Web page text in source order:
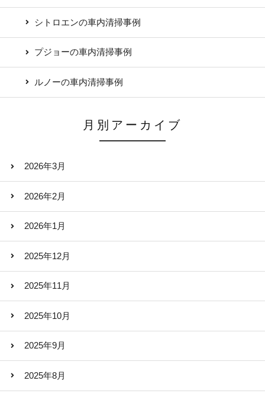
シトロエンの車内清掃事例
プジョーの車内清掃事例
ルノーの車内清掃事例
月別アーカイブ
2026年3月
2026年2月
2026年1月
2025年12月
2025年11月
2025年10月
2025年9月
2025年8月